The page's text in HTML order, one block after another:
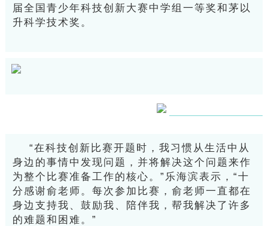
届全国青少年科技创新大赛中学组一等奖和茅以
升科学技术奖。
“在科技创新比赛开题时，我习惯从生活中从
身边的事情中发现问题，并将解决这个问题来作
为整个比赛准备工作的核心。”乐海滨表示，“十
分感谢俞老师。每次参加比赛，俞老师一直都在
身边支持我、鼓励我、陪伴我，帮我解决了许多
的难题和困难。”